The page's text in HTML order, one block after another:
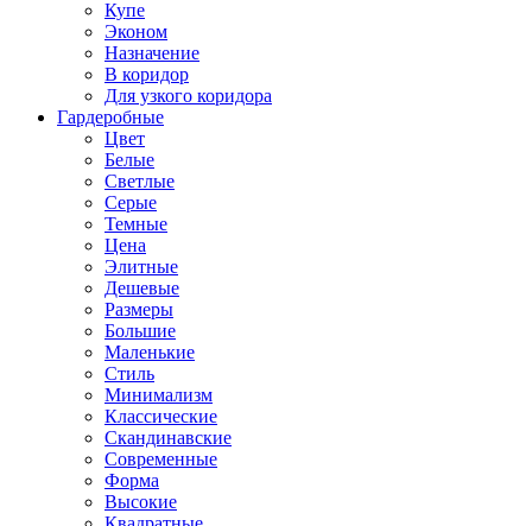
Купе
Эконом
Назначение
В коридор
Для узкого коридора
Гардеробные
Цвет
Белые
Светлые
Серые
Темные
Цена
Элитные
Дешевые
Размеры
Большие
Маленькие
Стиль
Минимализм
Классические
Скандинавские
Современные
Форма
Высокие